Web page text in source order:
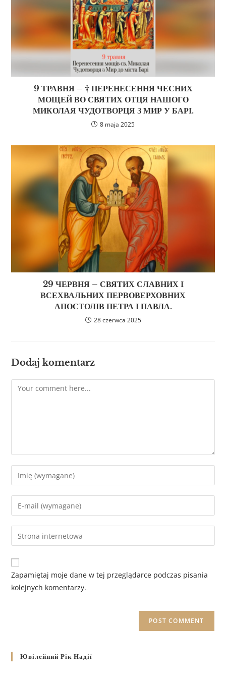
9 ТРАВНЯ – † ПЕРЕНЕСЕННЯ ЧЕСНИХ
МОЩЕЙ ВО СВЯТИХ ОТЦЯ НАШОГО
МИКОЛАЯ ЧУДОТВОРЦЯ З МИР У БАРІ.
8 maja 2025
29 ЧЕРВНЯ – СВЯТИХ СЛАВНИХ І
ВСЕХВАЛЬНИХ ПЕРВОВЕРХОВНИХ
АПОСТОЛІВ ПЕТРА І ПАВЛА.
28 czerwca 2025
Dodaj komentarz
Zapamiętaj moje dane w tej przeglądarce podczas pisania
kolejnych komentarzy.
Ювілейний Рік Надії